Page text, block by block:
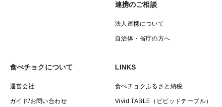
連携のご相談
法人連携について
自治体・省庁の方へ
食べチョクについて
運営会社
ガイド/お問い合わせ
LINKS
食べチョクふるさと納税
Vivid TABLE（ビビッドテーブル）